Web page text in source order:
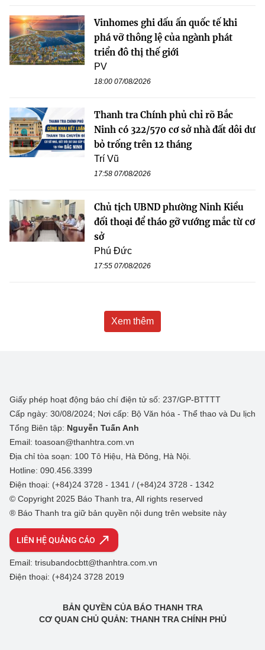
Vinhomes ghi dấu ấn quốc tế khi
phá vỡ thông lệ của ngành phát
triển đô thị thế giới
PV
18:00 07/08/2026
Thanh tra Chính phủ chỉ rõ Bắc
Ninh có 322/570 cơ sở nhà đất dôi dư
bỏ trống trên 12 tháng
Trí Vũ
17:58 07/08/2026
Chủ tịch UBND phường Ninh Kiều
đối thoại để tháo gỡ vướng mắc từ cơ
sở
Phú Đức
17:55 07/08/2026
Xem thêm
Giấy phép hoạt động báo chí điện tử số: 237/GP-BTTTT
Cấp ngày: 30/08/2024; Nơi cấp: Bộ Văn hóa - Thể thao và Du lịch
Tổng Biên tập: Nguyễn Tuấn Anh
Email: toasoan@thanhtra.com.vn
Địa chỉ tòa soạn: 100 Tô Hiệu, Hà Đông, Hà Nội.
Hotline: 090.456.3399
Điện thoại: (+84)24 3728 - 1341 / (+84)24 3728 - 1342
© Copyright 2025 Báo Thanh tra, All rights reserved
® Báo Thanh tra giữ bản quyền nội dung trên website này
LIÊN HỆ QUẢNG CÁO
Email: trisubandocbtt@thanhtra.com.vn
Điện thoại: (+84)24 3728 2019
BẢN QUYỀN CỦA BÁO THANH TRA
CƠ QUAN CHỦ QUẢN: THANH TRA CHÍNH PHỦ